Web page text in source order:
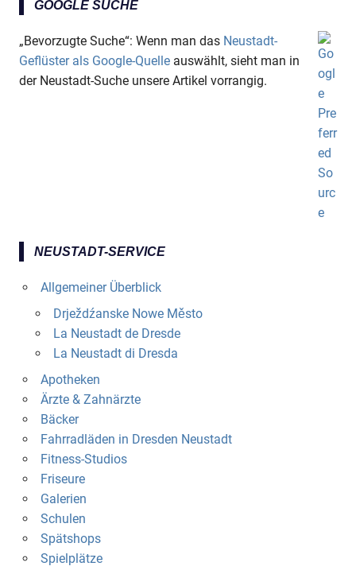
GOOGLE SUCHE
„Bevorzugte Suche“: Wenn man das Neustadt-
Geflüster als Google-Quelle auswählt, sieht man in
der Neustadt-Suche unsere Artikel vorrangig.
NEUSTADT-SERVICE
Allgemeiner Überblick
Drježdźanske Nowe Město
La Neustadt de Dresde
La Neustadt di Dresda
Apotheken
Ärzte & Zahnärzte
Bäcker
Fahrradläden in Dresden Neustadt
Fitness-Studios
Friseure
Galerien
Schulen
Spätshops
Spielplätze